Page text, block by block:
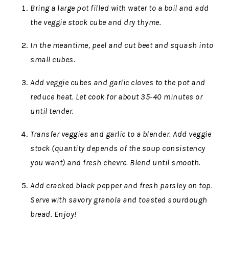
Bring a large pot filled with water to a boil and add
the veggie stock cube and dry thyme.
In the meantime, peel and cut beet and squash into
small cubes.
Add veggie cubes and garlic cloves to the pot and
reduce heat. Let cook for about 35-40 minutes or
until tender.
Transfer veggies and garlic to a blender. Add veggie
stock (quantity depends of the soup consistency
you want) and fresh chevre. Blend until smooth.
Add cracked black pepper and fresh parsley on top.
Serve with savory granola and toasted sourdough
bread. Enjoy!